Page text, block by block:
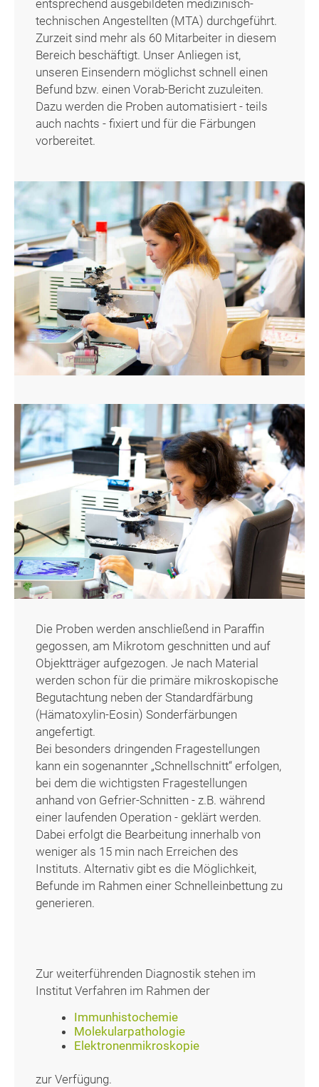
entsprechend ausgebildeten medizinisch-
technischen Angestellten (MTA) durchgeführt.
Zurzeit sind mehr als 60 Mitarbeiter in diesem
Bereich beschäftigt. Unser Anliegen ist,
unseren Einsendern möglichst schnell einen
Befund bzw. einen Vorab-Bericht zuzuleiten.
Dazu werden die Proben automatisiert - teils
auch nachts - fixiert und für die Färbungen
vorbereitet.
Die Proben werden anschließend in Paraffin
gegossen, am Mikrotom geschnitten und auf
Objektträger aufgezogen. Je nach Material
werden schon für die primäre mikroskopische
Begutachtung neben der Standardfärbung
(Hämatoxylin-Eosin) Sonderfärbungen
angefertigt.
Bei besonders dringenden Fragestellungen
kann ein sogenannter „Schnellschnitt“ erfolgen,
bei dem die wichtigsten Fragestellungen
anhand von Gefrier-Schnitten - z.B. während
einer laufenden Operation - geklärt werden.
Dabei erfolgt die Bearbeitung innerhalb von
weniger als 15 min nach Erreichen des
Instituts. Alternativ gibt es die Möglichkeit,
Befunde im Rahmen einer Schnelleinbettung zu
generieren.
Zur weiterführenden Diagnostik stehen im
Institut Verfahren im Rahmen der
Immunhistochemie
Molekularpathologie
Elektronenmikroskopie
zur Verfügung.